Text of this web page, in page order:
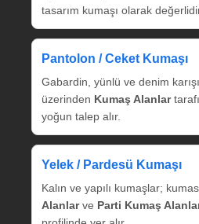
tasarım kumaşı olarak
Pantolon / Ceket Kumaşı
Gabardin, yünlü ve denim
üzerinden Kumaş Alanlar
yoğun talep alır.
Yelek / Pardesü Kumaşı
Kalın ve yapılı kumaşlar;
Alanlarve Parti Kumaş